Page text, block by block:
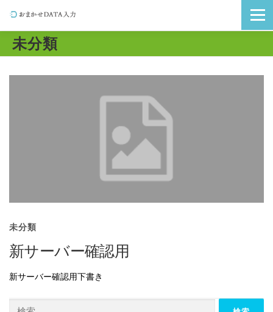
テ
ツ
メニュ
未分類
未分類
新サーバー確認用
新サーバー確認用下書き